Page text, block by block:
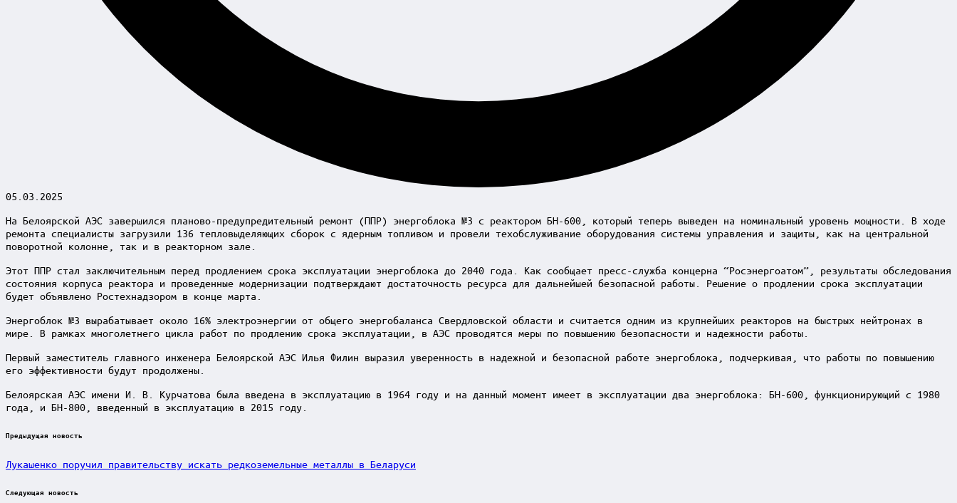
05.03.2025
На Белоярской АЭС завершился планово-предупредительный ремонт (ППР) энергоблока №3 с реактором БН-600, который теперь выведен на номинальный уровень мощности. В ходе
ремонта специалисты загрузили 136 тепловыделяющих сборок с ядерным топливом и провели техобслуживание оборудования системы управления и защиты, как на центральной
поворотной колонне, так и в реакторном зале.
Этот ППР стал заключительным перед продлением срока эксплуатации энергоблока до 2040 года. Как сообщает пресс-служба концерна “Росэнергоатом”, результаты обследования
состояния корпуса реактора и проведенные модернизации подтверждают достаточность ресурса для дальнейшей безопасной работы. Решение о продлении срока эксплуатации
будет объявлено Ростехнадзором в конце марта.
Энергоблок №3 вырабатывает около 16% электроэнергии от общего энергобаланса Свердловской области и считается одним из крупнейших реакторов на быстрых нейтронах в
мире. В рамках многолетнего цикла работ по продлению срока эксплуатации, в АЭС проводятся меры по повышению безопасности и надежности работы.
Первый заместитель главного инженера Белоярской АЭС Илья Филин выразил уверенность в надежной и безопасной работе энергоблока, подчеркивая, что работы по повышению
его эффективности будут продолжены.
Белоярская АЭС имени И. В. Курчатова была введена в эксплуатацию в 1964 году и на данный момент имеет в эксплуатации два энергоблока: БН-600, функционирующий с 1980
года, и БН-800, введенный в эксплуатацию в 2015 году.
Post
Предыдущая новость
Лукашенко поручил правительству искать редкоземельные металлы в Беларуси
Следующая новость